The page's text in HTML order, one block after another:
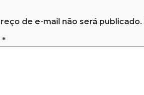
de e-mail não será publicado.
*